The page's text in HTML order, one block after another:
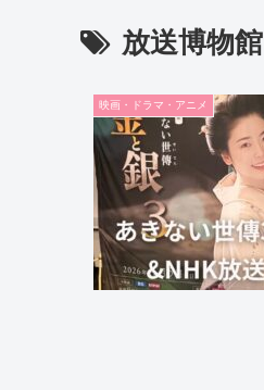
放送博物館
映画・ドラマ・アニメ